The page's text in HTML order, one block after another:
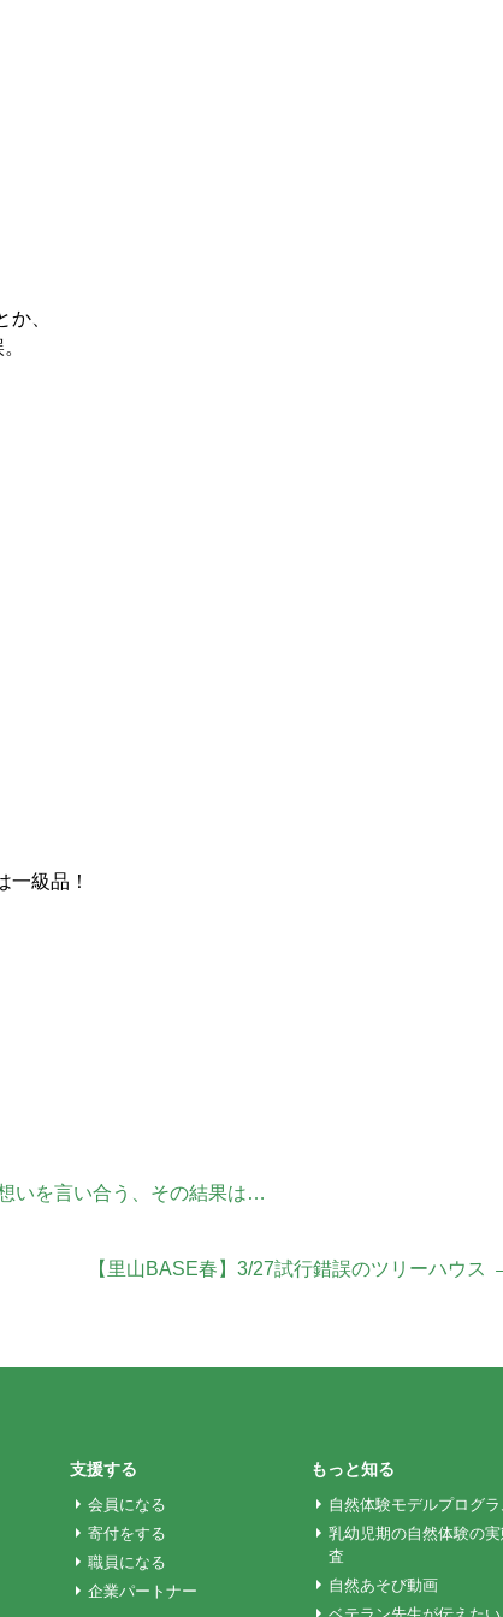
、
一級品！
いを言い合う、その結果は…
【里山BASE春】3/27試行錯誤のツリーハウス
支援する
会員になる
寄付をする
職員になる
企業パートナー
もっと知る
自然体験モデルプログラ
乳幼児期の自然体験の実
査
自然あそび動画